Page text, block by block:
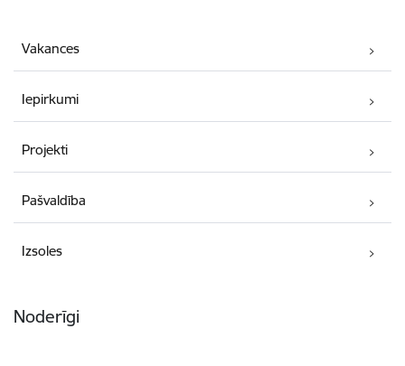
Vakances
Iepirkumi
Projekti
Pašvaldība
Izsoles
Noderīgi